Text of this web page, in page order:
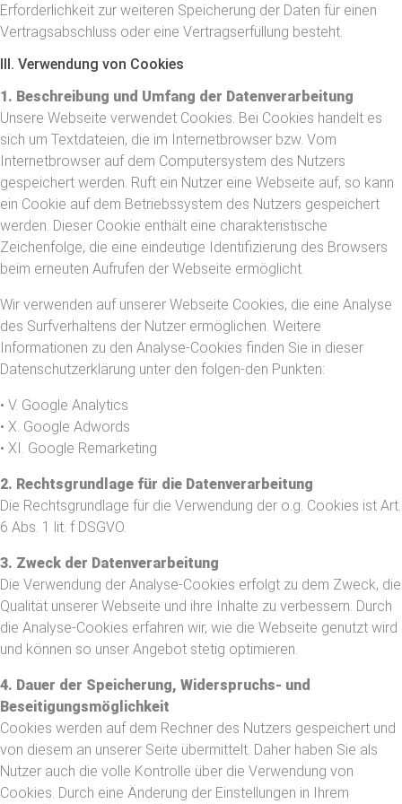
Erforderlichkeit zur weiteren Speicherung der Daten für einen
Vertragsabschluss oder eine Vertragserfüllung besteht.
III. Verwendung von Cookies
1. Beschreibung und Umfang der Datenverarbeitung
Unsere Webseite verwendet Cookies. Bei Cookies handelt es
sich um Textdateien, die im Internetbrowser bzw. Vom
Internetbrowser auf dem Computersystem des Nutzers
gespeichert werden. Ruft ein Nutzer eine Webseite auf, so kann
ein Cookie auf dem Betriebssystem des Nutzers gespeichert
werden. Dieser Cookie enthält eine charakteristische
Zeichenfolge, die eine eindeutige Identifizierung des Browsers
beim erneuten Aufrufen der Webseite ermöglicht.
Wir verwenden auf unserer Webseite Cookies, die eine Analyse
des Surfverhaltens der Nutzer ermöglichen. Weitere
Informationen zu den Analyse-Cookies finden Sie in dieser
Datenschutzerklärung unter den folgen-den Punkten:
• V. Google Analytics
• X. Google Adwords
• XI. Google Remarketing
2. Rechtsgrundlage für die Datenverarbeitung
Die Rechtsgrundlage für die Verwendung der o.g. Cookies ist Art.
6 Abs. 1 lit. f DSGVO.
3. Zweck der Datenverarbeitung
Die Verwendung der Analyse-Cookies erfolgt zu dem Zweck, die
Qualität unserer Webseite und ihre Inhalte zu verbessern. Durch
die Analyse-Cookies erfahren wir, wie die Webseite genutzt wird
und können so unser Angebot stetig optimieren.
4. Dauer der Speicherung, Widerspruchs- und
Beseitigungsmöglichkeit
Cookies werden auf dem Rechner des Nutzers gespeichert und
von diesem an unserer Seite übermittelt. Daher haben Sie als
Nutzer auch die volle Kontrolle über die Verwendung von
Cookies. Durch eine Änderung der Einstellungen in Ihrem